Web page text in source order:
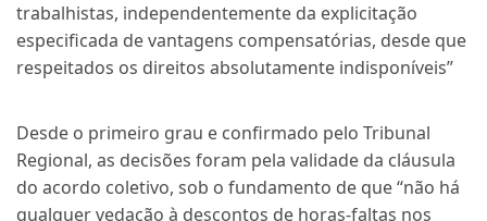
trabalhistas, independentemente da explicitação
especificada de vantagens compensatórias, desde que
respeitados os direitos absolutamente indisponíveis”
Desde o primeiro grau e confirmado pelo Tribunal
Regional, as decisões foram pela validade da cláusula
do acordo coletivo, sob o fundamento de que “não há
qualquer vedação à descontos de horas-faltas nos